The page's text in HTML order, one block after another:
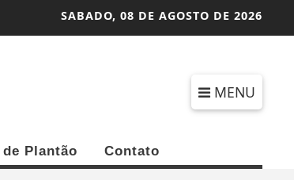
SABADO, 08 DE AGOSTO DE 2026
MENU
Plantão Contato